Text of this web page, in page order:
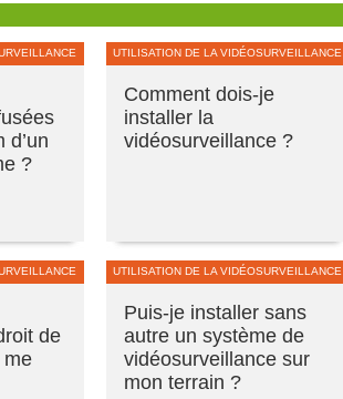
d’un
?
UTILISATION DE LA VIDÉOSURVEILLANCE
Comment dois-je
installer la
vidéosurveillance ?
de
me
UTILISATION DE LA VIDÉOSURVEILLANCE
Puis-je installer sans
autre un système de
vidéosurveillance sur
mon terrain ?